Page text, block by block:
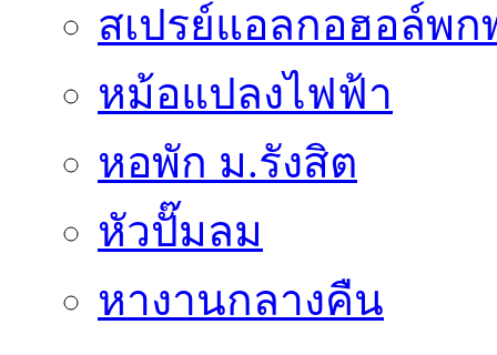
สเปรย์แอลกอฮอล์พก
หม้อแปลงไฟฟ้า
หอพัก ม.รังสิต
หัวปั๊มลม
หางานกลางคืน